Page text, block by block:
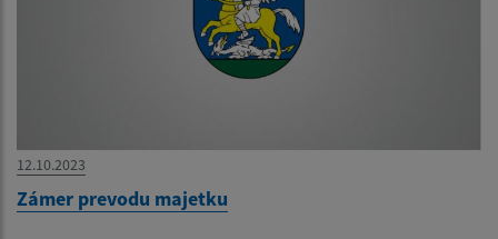
12.10.2023
Zámer prevodu majetku